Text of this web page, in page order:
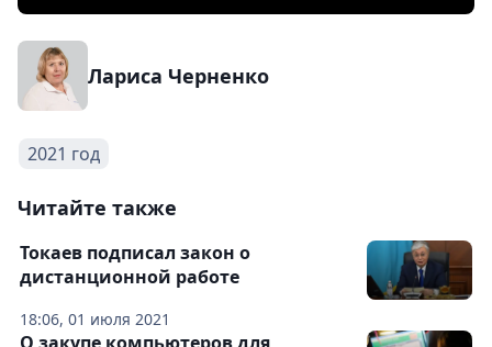
Лариса Черненко
2021 год
Читайте также
18:06, 01 июля 2021
Токаев подписал закон о
дистанционной работе